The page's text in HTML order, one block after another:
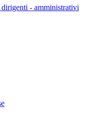
- amministrativi